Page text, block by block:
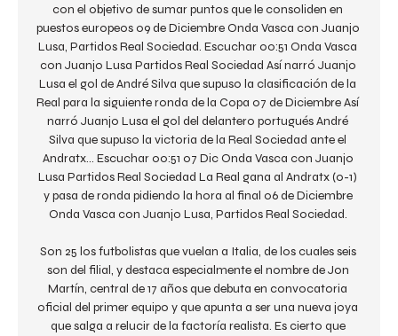
con el objetivo de sumar puntos que le consoliden en
puestos europeos 09 de Diciembre Onda Vasca con Juanjo
Lusa, Partidos Real Sociedad. Escuchar 00:51 Onda Vasca
con Juanjo Lusa Partidos Real Sociedad Así narró Juanjo
Lusa el gol de André Silva que supuso la clasificación de la
Real para la siguiente ronda de la Copa 07 de Diciembre Así
narró Juanjo Lusa el gol del delantero portugués André
Silva que supuso la victoria de la Real Sociedad ante el
Andratx… Escuchar 00:51 07 Dic Onda Vasca con Juanjo
Lusa Partidos Real Sociedad La Real gana al Andratx (0-1)
y pasa de ronda pidiendo la hora al final 06 de Diciembre
Onda Vasca con Juanjo Lusa, Partidos Real Sociedad.
Son 25 los futbolistas que vuelan a Italia, de los cuales seis
son del filial, y destaca especialmente el nombre de Jon
Martín, central de 17 años que debuta en convocatoria
oficial del primer equipo y que apunta a ser una nueva joya
que salga a relucir de la factoría realista. Es cierto que